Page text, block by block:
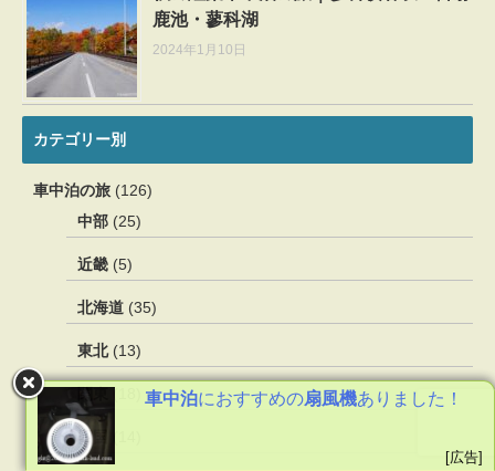
鹿池・蓼科湖
2024年1月10日
カテゴリー別
車中泊の旅 (126)
中部 (25)
近畿 (5)
北海道 (35)
東北(13)
関東
四国
車中泊におすすめの扇風機ありました！
[広告]